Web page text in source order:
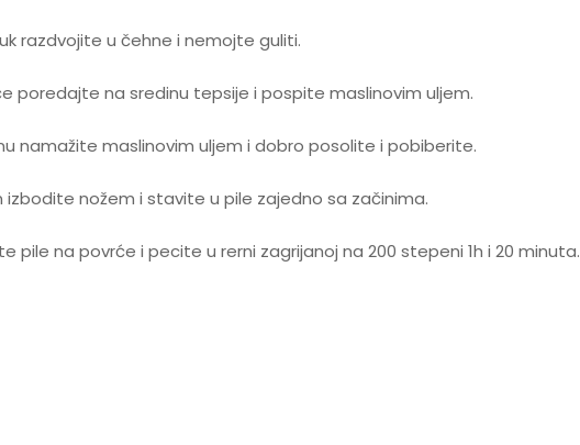
razdvojite u čehne i nemojte guliti.
poredajte na sredinu tepsije i pospite maslinovim uljem.
namažite maslinovim uljem i dobro posolite i pobiberite.
izbodite nožem i stavite u pile zajedno sa začinima.
pile na povrće i pecite u rerni zagrijanoj na 200 stepeni 1h i 20 minuta.